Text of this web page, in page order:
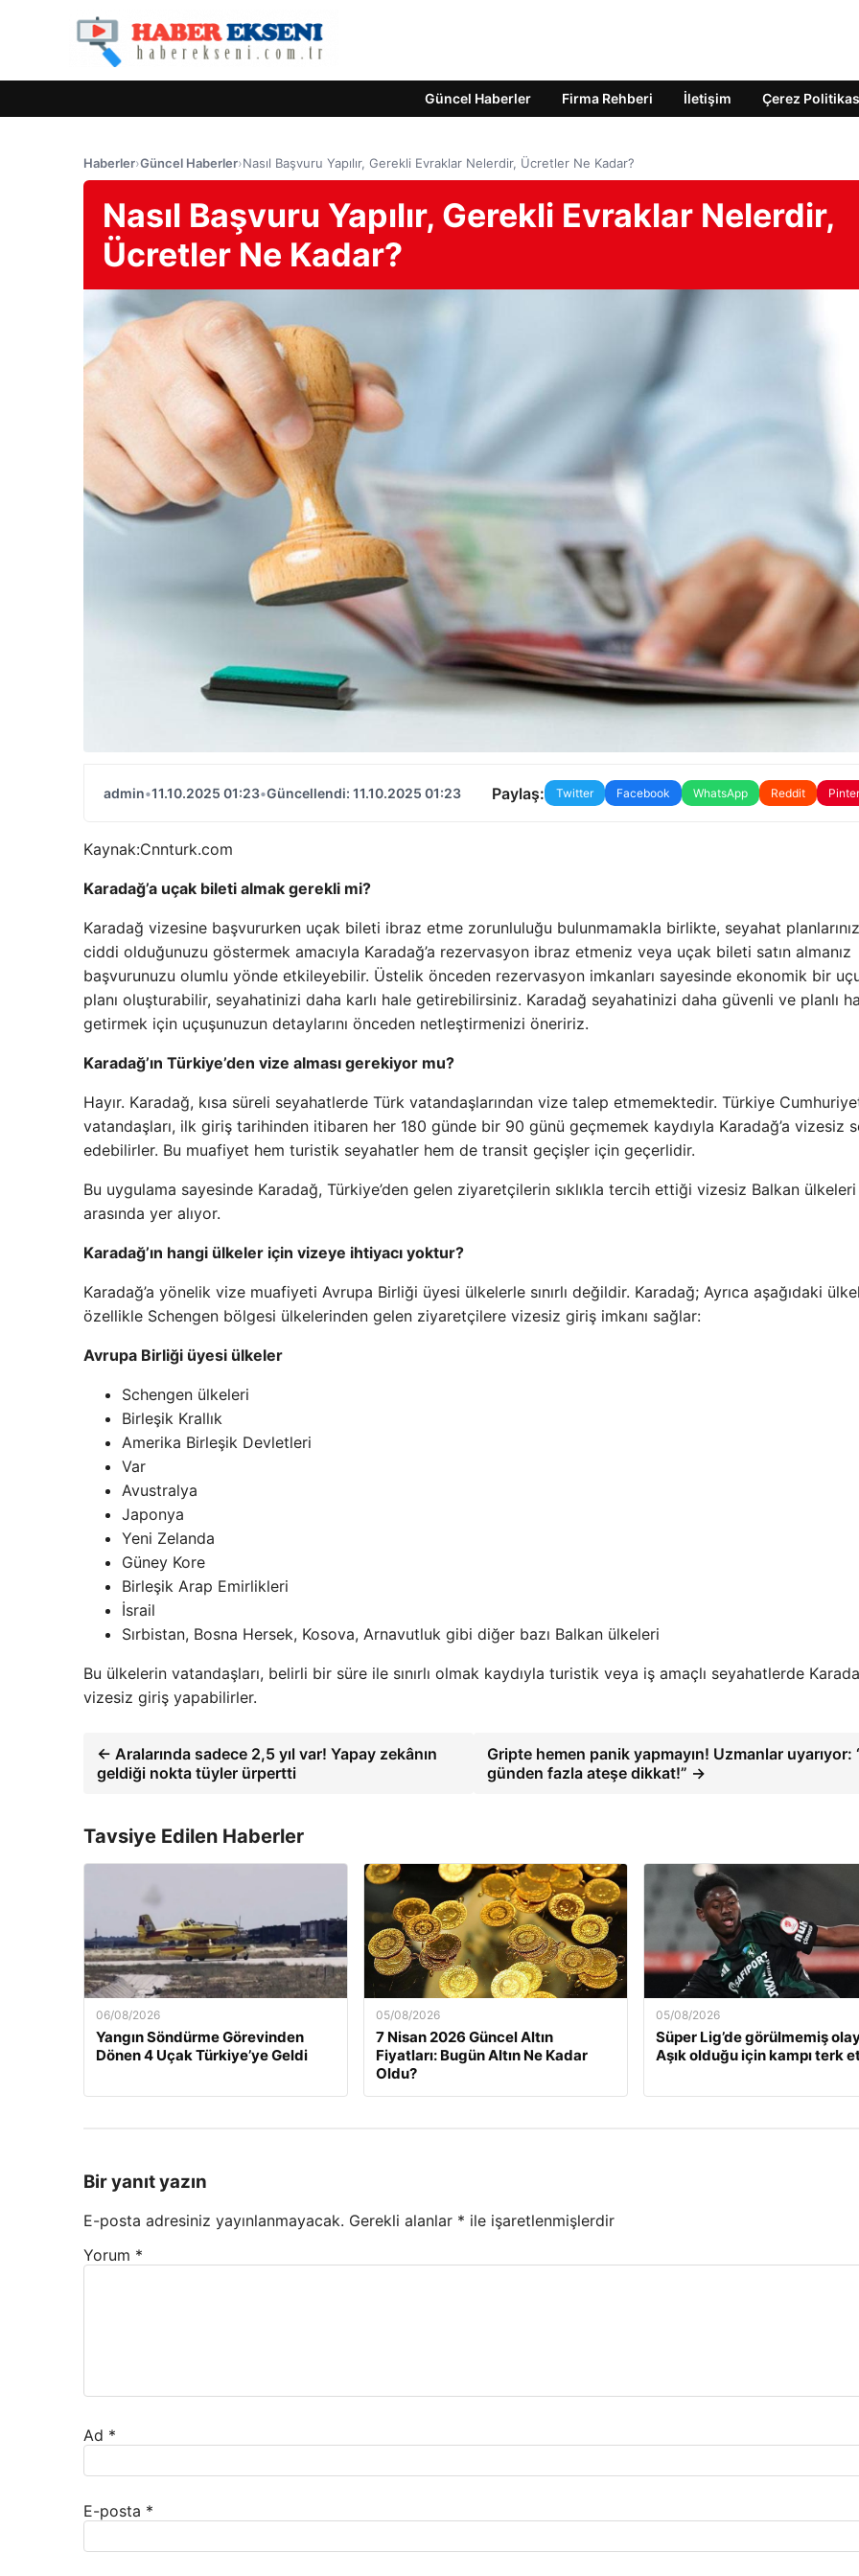
Güncel Haberler Firma Rehberi İletişim Çerez
Haberler›Güncel Haberler›Nasıl Başvuru Yapılır, Gerekli Evraklar Nelerdir, Ücretler Ne Kadar?
Nasıl Başvuru Yapılır, Gerekli Evraklar Nelerdir,
Ücretler Ne Kadar?
admin•11.10.2025 01:23•Güncellendi: 11.10.2025 01:23 Paylaş: Twitter Facebook WhatsApp Reddit
Kaynak:Cnnturk.com
Karadağ’a uçak bileti almak gerekli mi?
Karadağ vizesine başvururken uçak bileti ibraz etme zorunluluğu bulunmamakla birlikte, seyahat
ciddi olduğunuzu göstermek amacıyla Karadağ’a rezervasyon ibraz etmeniz veya uçak bileti satın almanız
başvurunuzu olumlu yönde etkileyebilir. Üstelik önceden rezervasyon imkanları sayesinde ekonomik bir
planı oluşturabilir, seyahatinizi daha karlı hale getirebilirsiniz. Karadağ seyahatinizi daha güvenli ve planlı
getirmek için uçuşunuzun detaylarını önceden netleştirmenizi öneririz.
Karadağ’ın Türkiye’den vize alması gerekiyor mu?
Hayır. Karadağ, kısa süreli seyahatlerde Türk vatandaşlarından vize talep etmemektedir. Türkiye
vatandaşları, ilk giriş tarihinden itibaren her 180 günde bir 90 günü geçmemek kaydıyla Karadağ’a vizesiz
edebilirler. Bu muafiyet hem turistik seyahatler hem de transit geçişler için geçerlidir.
Bu uygulama sayesinde Karadağ, Türkiye’den gelen ziyaretçilerin sıklıkla tercih ettiği vizesiz Balkan ülkeleri
arasında yer alıyor.
Karadağ’ın hangi ülkeler için vizeye ihtiyacı yoktur?
Karadağ’a yönelik vize muafiyeti Avrupa Birliği üyesi ülkelerle sınırlı değildir. Karadağ; Ayrıca aşağıdaki
özellikle Schengen bölgesi ülkelerinden gelen ziyaretçilere vizesiz giriş imkanı sağlar:
Avrupa Birliği üyesi ülkeler
Schengen ülkeleri
Birleşik Krallık
Amerika Birleşik Devletleri
Var
Avustralya
Japonya
Yeni Zelanda
Güney Kore
Birleşik Arap Emirlikleri
İsrail
Sırbistan, Bosna Hersek, Kosova, Arnavutluk gibi diğer bazı Balkan ülkeleri
Bu ülkelerin vatandaşları, belirli bir süre ile sınırlı olmak kaydıyla turistik veya iş amaçlı seyahatlerde
vizesiz giriş yapabilirler.
← Aralarında sadece 2,5 yıl var! Yapay zekânın
geldiği nokta tüyler ürpertti
Gripte hemen panik yapmayın! Uzmanlar uyarıyor:
günden fazla ateşe dikkat!” →
Tavsiye Edilen Haberler
06/08/2026
Yangın Söndürme Görevinden
Dönen 4 Uçak Türkiye’ye Geldi
05/08/2026
7 Nisan 2026 Güncel Altın
Fiyatları: Bugün Altın Ne Kadar
Oldu?
05/08/2026
Süper Lig’de görülmemiş
Aşık olduğu için kampı terk
Bir yanıt yazın
E-posta adresiniz yayınlanmayacak. Gerekli alanlar * ile işaretlenmişlerdir
Yorum *
Ad *
E-posta *